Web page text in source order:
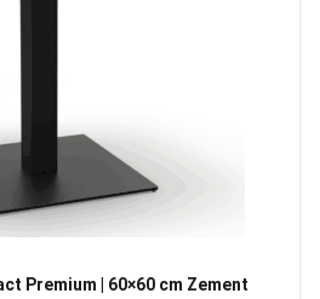
Premium | 60×60 cm Zement